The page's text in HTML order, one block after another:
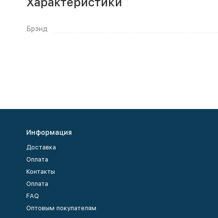
Брэнд
Информация
Доставка
Оплата
Контакты
Оплата
FAQ
Оптовым покупателям